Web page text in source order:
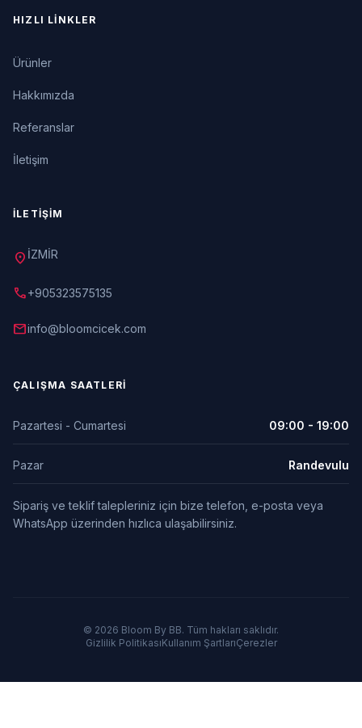
HIZLI LINKLER
Ürünler
Hakkımızda
Referanslar
İletişim
İLETIŞIM
location_on İZMİR
call+905323575135
mailinfo@bloomcicek.com
ÇALIŞMA SAATLERI
Pazartesi - Cumartesi 09:00 - 19:00
Pazar Randevulu
Sipariş ve teklif talepleriniz için bize telefon, e-posta veya
WhatsApp üzerinden hızlıca ulaşabilirsiniz.
© 2026 Bloom By BB. Tüm hakları saklıdır.
Gizlilik PolitikasıKullanım ŞartlarıÇerezler